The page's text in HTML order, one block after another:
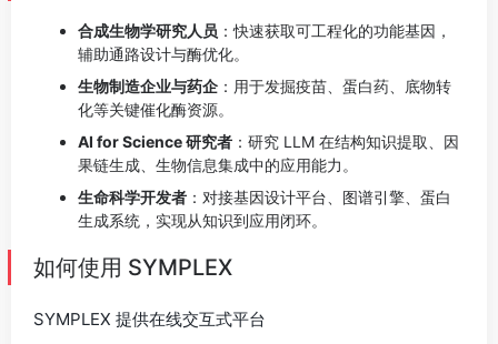
合成生物学研究人员 ：快速获取可工程化的功能基因，
辅助通路设计与酶优化。
生物制造企业与药企 ：用于发掘疫苗、蛋白药、底物转
化等关键催化酶资源。
AI for Science 研究者 ：研究 LLM 在结构知识提取、因
果链生成、生物信息集成中的应用能力。
生命科学开发者 ：对接基因设计平台、图谱引擎、蛋白
生成系统，实现从知识到应用闭环。
如何使用 SYMPLEX
SYMPLEX 提供在线交互式平台